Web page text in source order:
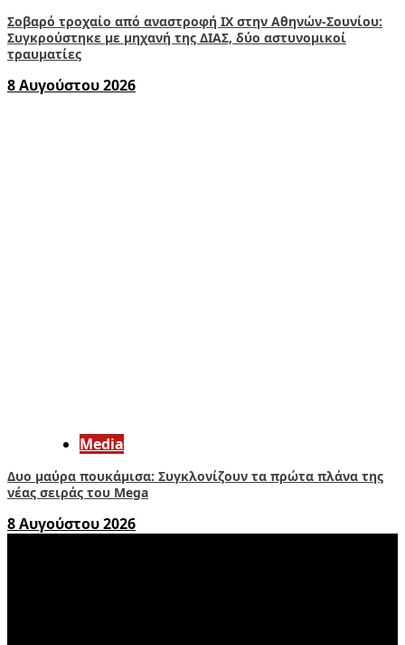
Σοβαρό τροχαίο από αναστροφή ΙΧ στην Αθηνών-Σουνίου:
Συγκρούστηκε με μηχανή της ΔΙΑΣ, δύο αστυνομικοί
τραυματίες
8 Αυγούστου 2026
Media
Δυο μαύρα πουκάμισα: Συγκλονίζουν τα πρώτα πλάνα της
νέας σειράς του Mega
8 Αυγούστου 2026